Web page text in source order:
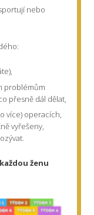
nebo
problémům
přesně dál dělat,
více) operacích,
vyřešeny,
ženu